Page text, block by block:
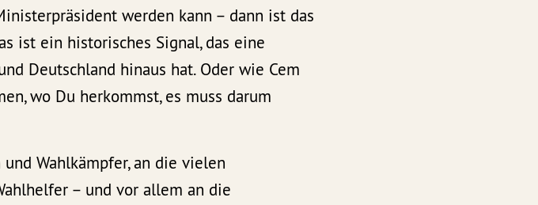
werden kann – dann ist das
ist ein historisches Signal, das eine
Deutschland hinaus hat. Oder wie Cem
wo Du herkommst, es muss darum
Wahlkämpfer, an die vielen
– und vor allem an die